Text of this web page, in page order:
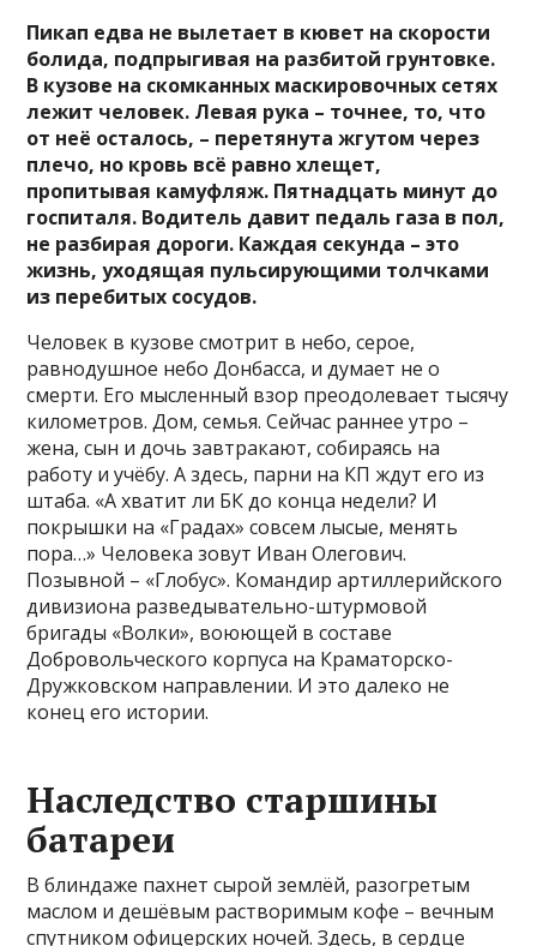
Пикап едва не вылетает в кювет на скорости
болида, подпрыгивая на разбитой грунтовке.
В кузове на скомканных маскировочных сетях
лежит человек. Левая рука – точнее, то, что
от неё осталось, – перетянута жгутом через
плечо, но кровь всё равно хлещет,
пропитывая камуфляж. Пятнадцать минут до
госпиталя. Водитель давит педаль газа в пол,
не разбирая дороги. Каждая секунда – это
жизнь, уходящая пульсирующими толчками
из перебитых сосудов.
Человек в кузове смотрит в небо, серое,
равнодушное небо Донбасса, и думает не о
смерти. Его мысленный взор преодолевает тысячу
километров. Дом, семья. Сейчас раннее утро –
жена, сын и дочь завтракают, собираясь на
работу и учёбу. А здесь, парни на КП ждут его из
штаба. «А хватит ли БК до конца недели? И
покрышки на «Градах» совсем лысые, менять
пора…» Человека зовут Иван Олегович.
Позывной – «Глобус». Командир артиллерийского
дивизиона разведывательно-штурмовой
бригады «Волки», воюющей в составе
Добровольческого корпуса на Краматорско-
Дружковском направлении. И это далеко не
конец его истории.
Наследство старшины
батареи
В блиндаже пахнет сырой землёй, разогретым
маслом и дешёвым растворимым кофе – вечным
спутником офицерских ночей. Здесь, в сердце